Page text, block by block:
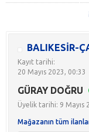
BALIKESİR-
Kayıt tarihi:
20 Mayıs 2023, 00:33
GÜRAY DOĞRU
Üyelik tarihi: 9 Mayıs
Mağazanın tüm